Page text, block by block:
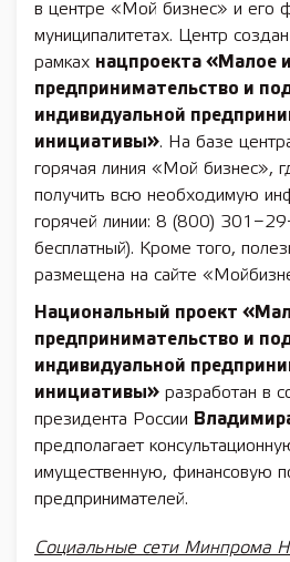
в центре «Мой бизнес» и его
муниципалитетах. Центр
рамках нацпроекта «Малое
предпринимательство и
индивидуальной
инициативы». На базе
горячая линия «Мой бизнес»,
получить всю необходимую
горячей линии: 8 (800)
бесплатный). Кроме того,
размещена на сайте
Национальный проект
предпринимательство и
индивидуальной
инициативы» разработан в
президента России
предполагает
имущественную, финансовую
предпринимателей.
Социальные сети Минпрома